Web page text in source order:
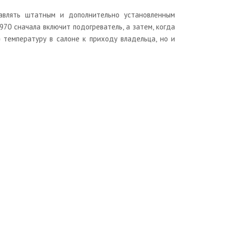
штатным и дополнительно установленным
сначала включит подогреватель, а затем, когда
в салоне к приходу владельца, но и